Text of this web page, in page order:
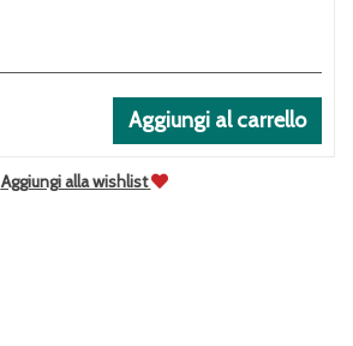
Aggiungi al carrello
Aggiungi alla wishlist